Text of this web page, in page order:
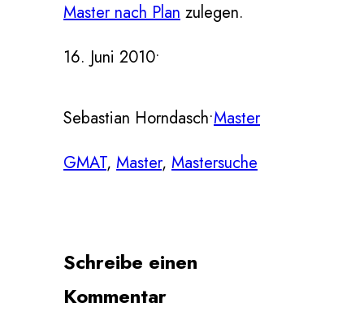
Master nach Plan zulegen.
16. Juni 2010•
Sebastian Horndasch•Master
GMAT, Master, Mastersuche
Schreibe einen
Kommentar